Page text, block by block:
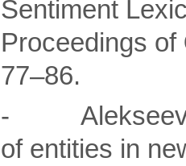
Sentiment
Proceedings of
77–86.
- Alekseev
of entities in